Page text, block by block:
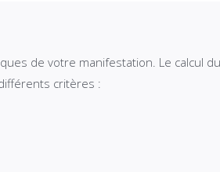
de votre manifestation. Le calcul
critères :